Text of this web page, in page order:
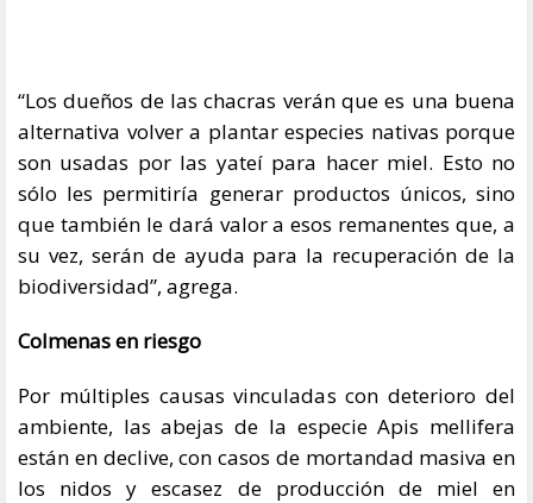
“Los dueños de las chacras verán que es una buena
alternativa volver a plantar especies nativas porque
son usadas por las yateí para hacer miel. Esto no
sólo les permitiría generar productos únicos, sino
que también le dará valor a esos remanentes que, a
su vez, serán de ayuda para la recuperación de la
biodiversidad”, agrega.
Colmenas en riesgo
Por múltiples causas vinculadas con deterioro del
ambiente, las abejas de la especie Apis mellifera
están en declive, con casos de mortandad masiva en
los nidos y escasez de producción de miel en